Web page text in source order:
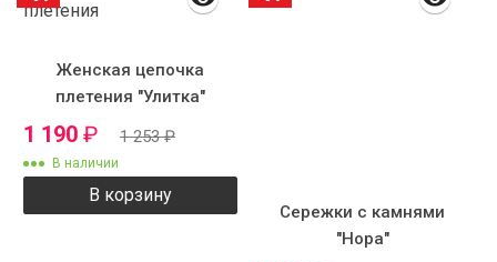
Женская цепочка
плетения "Улитка"
двойная
1 190 ₽ 1 253₽
В наличии
В корзину
Сережки с камнями
"Нора"